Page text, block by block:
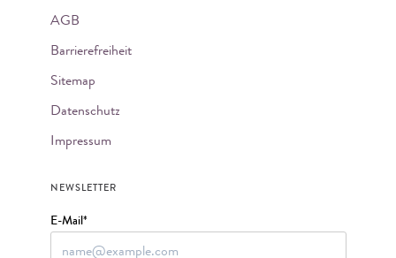
AGB
Barrierefreiheit
Sitemap
Datenschutz
Impressum
NEWSLETTER
E-Mail*